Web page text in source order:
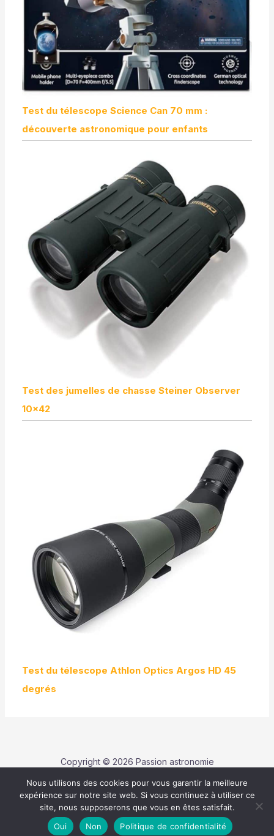
Test du télescope Science Can 70 mm :
découverte astronomique pour enfants
Test des jumelles de chasse Steiner Observer
10×42
Test du télescope Athlon Optics Argos HD 45
degrés
Copyright © 2026 Passion astronomie
Contact
Politique de confidentialité
Mentions légales
Nous utilisons des cookies pour vous garantir la meilleure
expérience sur notre site web. Si vous continuez à utiliser ce
site, nous supposerons que vous en êtes satisfait.
Oui
Non Politique de confidentialité